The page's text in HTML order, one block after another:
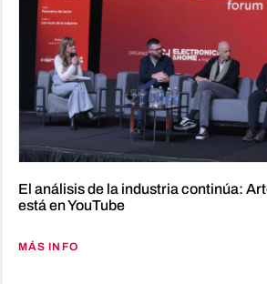
El análisis de la industria continúa:
está en YouTube
MÁS INFO